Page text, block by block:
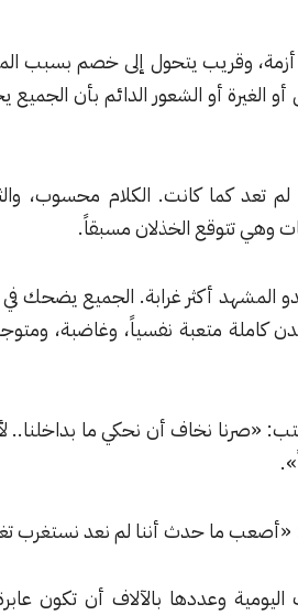
يتحول إلى خصم بسبب المال. علاقات
الدائم بأن الجميع يحاول النجاة
كانت. الكلام محسوب، والثقة ناقصة،
الخذلان مسبقاً.
غرابة. الجميع يضحك في الصور، لكن
نفسياً، وغاضبة، ومتوجسة من كل
أن نحكي ما بداخلنا.. لأن أي كلمة
أننا لم نعد نستغرب تغير الناس»
بالآلاف أن تكون عابرة، قد تكون